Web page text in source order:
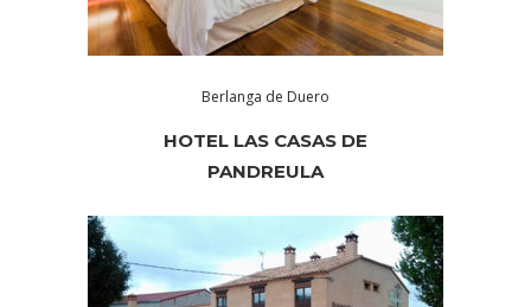
Berlanga de Duero
HOTEL LAS CASAS DE
PANDREULA